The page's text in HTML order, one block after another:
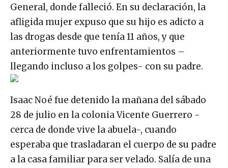
General, donde falleció. En su declaración, la
afligida mujer expuso que su hijo es adicto a
las drogas desde que tenía 11 años, y que
anteriormente tuvo enfrentamientos –
llegando incluso a los golpes- con su padre.
Isaac Noé fue detenido la mañana del sábado
28 de julio en la colonia Vicente Guerrero -
cerca de donde vive la abuela-, cuando
esperaba que trasladaran el cuerpo de su padre
a la casa familiar para ser velado. Salía de una